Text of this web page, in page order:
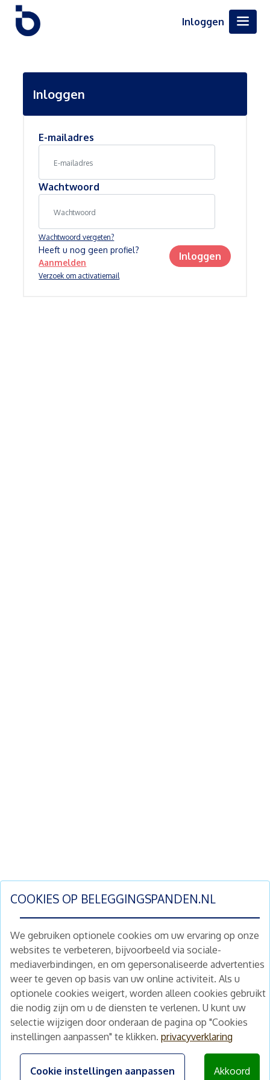
COOKIES OP BELEGGINGSPANDEN.NL
We gebruiken optionele cookies om uw ervaring op onze
websites te verbeteren, bijvoorbeeld via sociale-
mediaverbindingen, en om gepersonaliseerde advertenties
weer te geven op basis van uw online activiteit. Als u
optionele cookies weigert, worden alleen cookies gebruikt
die nodig zijn om u de diensten te verlenen. U kunt uw
selectie wijzigen door onderaan de pagina op "Cookies
instellingen aanpassen" te klikken. privacyverklaring
Cookie instellingen aanpassen Akkoord
Inloggen
Inloggen
E-mailadres
Wachtwoord
Wachtwoord vergeten?
Verzoek om activatiemail
Heeft u nog geen profiel?
Aanmelden
Inloggen
Schrijf je nu in en ontvang wekelijks ons
nieuwe aanbod vastgoedbeleggingen.
Nieuwsbrief Abonneren
Home
Te koop
Nieuws
Schimmelstraat 5H
1053 TA Amsterdam
+31 (0) 30 225 31 12